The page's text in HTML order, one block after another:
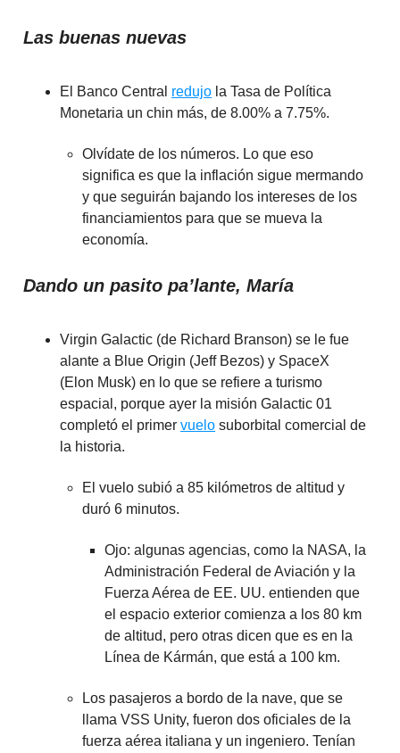
Las buenas nuevas
El Banco Central redujo la Tasa de Política
Monetaria un chin más, de 8.00% a 7.75%.
Olvídate de los números. Lo que eso
significa es que la inflación sigue mermando
y que seguirán bajando los intereses de los
financiamientos para que se mueva la
economía.
Dando un pasito pa’lante, María
Virgin Galactic (de Richard Branson) se le fue
alante a Blue Origin (Jeff Bezos) y SpaceX
(Elon Musk) en lo que se refiere a turismo
espacial, porque ayer la misión Galactic 01
completó el primer vuelo suborbital comercial de
la historia.
El vuelo subió a 85 kilómetros de altitud y
duró 6 minutos.
Ojo: algunas agencias, como la NASA, la
Administración Federal de Aviación y la
Fuerza Aérea de EE. UU. entienden que
el espacio exterior comienza a los 80 km
de altitud, pero otras dicen que es en la
Línea de Kármán, que está a 100 km.
Los pasajeros a bordo de la nave, que se
llama VSS Unity, fueron dos oficiales de la
fuerza aérea italiana y un ingeniero. Tenían